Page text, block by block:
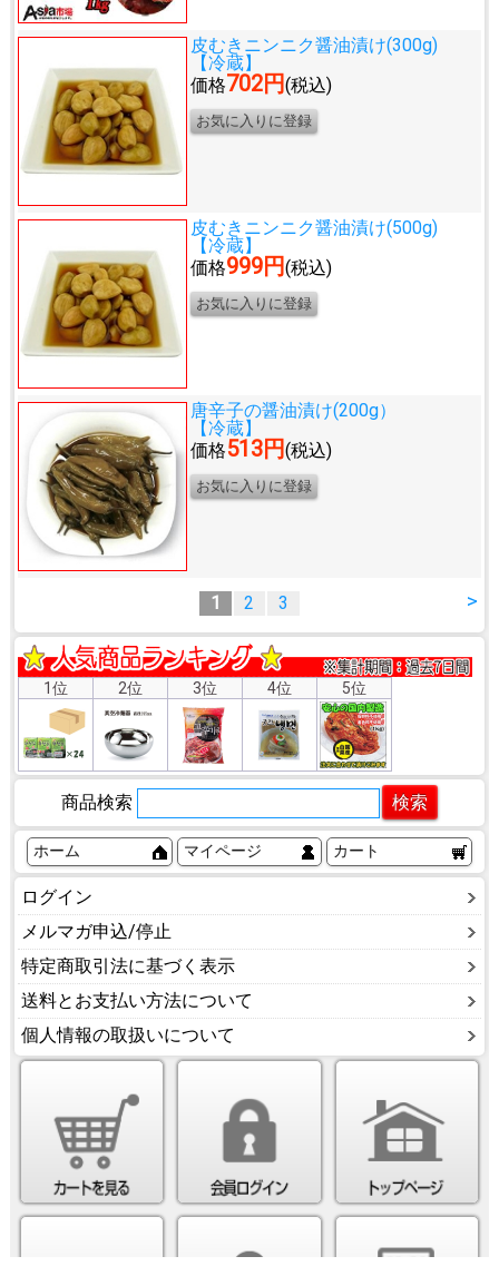
皮むきニンニク醤油漬け(300g)
【冷蔵】
価格702円(税込)
皮むきニンニク醤油漬け(500g)
【冷蔵】
価格999円(税込)
唐辛子の醤油漬け(200g）
【冷蔵】
価格513円(税込)
>
1 2 3
1位 2位 3位 4位 5位
商品検索
ホーム マイページ カート
ログイン
メルマガ申込/停止
特定商取引法に基づく表示
送料とお支払い方法について
個人情報の取扱いについて